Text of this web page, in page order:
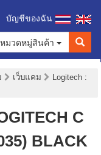
บัญชีของฉัน
หมวดหมู่สินค้า
เว็บแคม Logitech :
C
BLACK